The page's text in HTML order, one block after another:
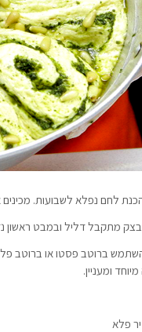
לחם נפלא לשבועות.
מתקבל דליל ובמבט ראשון
ברוטב פסטו או ברוטב
ומעניין.
פלא